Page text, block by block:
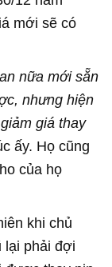
mới sẽ có
nữa mới sẵn
nhưng hiện
giá thay
ấy. Họ cũng
của họ
khi chủ
lại phải đợi